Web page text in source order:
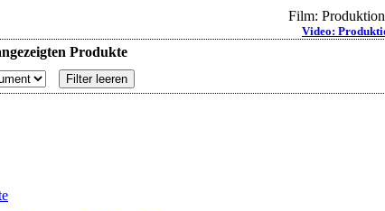
Film:
Video:
Produkte
Filter leeren